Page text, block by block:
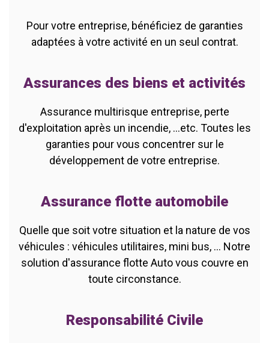
Pour votre entreprise, bénéficiez de garanties
adaptées à votre activité en un seul contrat.
Assurances des biens et activités
Assurance multirisque entreprise, perte
d'exploitation après un incendie, ...etc. Toutes les
garanties pour vous concentrer sur le
développement de votre entreprise.
Assurance flotte automobile
Quelle que soit votre situation et la nature de vos
véhicules : véhicules utilitaires, mini bus, ... Notre
solution d'assurance flotte Auto vous couvre en
toute circonstance.
Responsabilité Civile